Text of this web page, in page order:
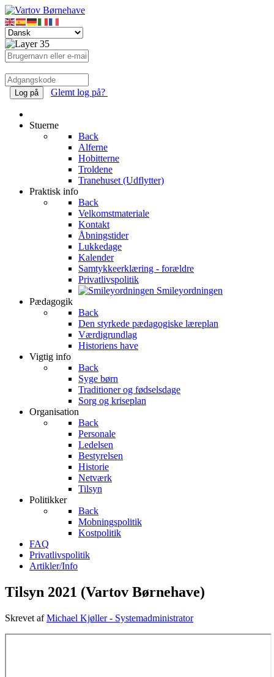
Log på Glemt log på?
Stuerne
Back
Alferne
Hobitterne
Troldene
Tranehuset (Udflytter)
Praktisk info
Back
Velkomstmateriale
Kontakt
Åbningstider
Lukkedage
Kalender
Samtykkeerklæring - forældre
Privatlivspolitik
Smileyordningen
Pædagogik
Back
Den styrkede pædagogiske læreplan
Værdigrundlag
Historiens have
Vigtig info
Back
Syge børn
Traditioner og fødselsdage
Sorg og kriseplan
Organisation
Back
Personale
Ledelsen
Bestyrelsen
Historie
Netværk
Tilsyn
Politikker
Back
Mobningspolitik
Kostpolitik
FAQ
Privatlivspolitik
Artikler/Info
Tilsyn 2021 (Vartov Børnehave)
Skrevet afMichael Kjøller - Systemadministrator